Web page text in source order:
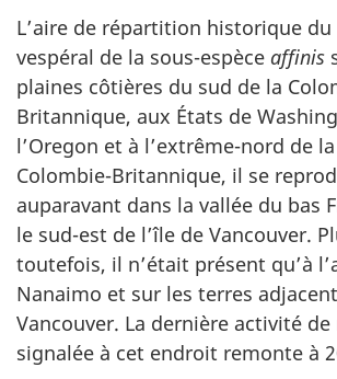
L’aire de répartition historique
vespéral de la sous-espèce affinis
plaines côtières du sud de la
Britannique, aux États de
l’Oregon et à l’extrême-nord de
Colombie-Britannique, il se
auparavant dans la vallée du bas
le sud-est de l’île de Vancouver.
toutefois, il n’était présent qu’à
Nanaimo et sur les terres
Vancouver. La dernière activité
signalée à cet endroit remonte à